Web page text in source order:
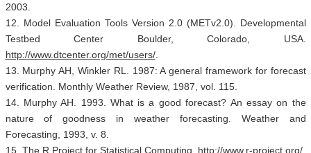
2003.
12. Model Evaluation Tools Version 2.0 (METv2.0). Developmental
Testbed Center Boulder, Colorado, USA.
http://www.dtcenter.org/met/users/.
13. Murphy AH, Winkler RL. 1987: A general framework for forecast
verification. Monthly Weather Review, 1987, vol. 115.
14. Murphy AH. 1993. What is a good forecast? An essay on the
nature of goodness in weather forecasting. Weather and
Forecasting, 1993, v. 8.
15. The R Project for Statistical Computing. http://www.r-project.org/.